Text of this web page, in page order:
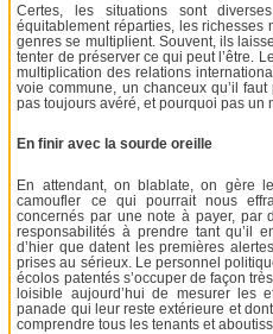
Certes, les situations sont
équitablement réparties, les richesses
genres se multiplient. Souvent, ils
tenter de préserver ce qui peut l’être.
multiplication des relations
voie commune, un chanceux qu’il
pas toujours avéré, et pourquoi pas un
En finir avec la sourde oreille
En attendant, on blablate, on gère
camoufler ce qui pourrait nous
concernés par une note à payer, par
responsabilités à prendre tant qu’il
d’hier que datent les premières
prises au sérieux. Le personnel
écolos patentés s’occuper de façon
loisible aujourd’hui de mesurer les
panade qui leur reste extérieure et
comprendre tous les tenants et